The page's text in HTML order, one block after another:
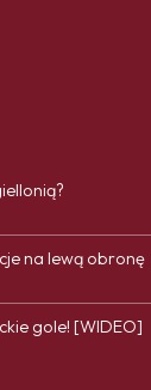
na lewą obronę
gole! [WIDEO]